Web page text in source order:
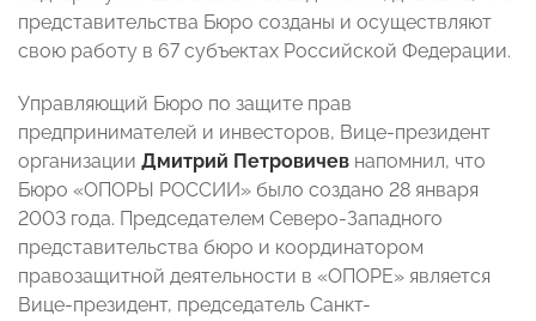
представительства Бюро созданы и осуществляют
свою работу в 67 субъектах Российской Федерации.
Управляющий Бюро по защите прав
предпринимателей и инвесторов, Вице-президент
организации Дмитрий Петровичев напомнил, что
Бюро «ОПОРЫ РОССИИ» было создано 28 января
2003 года. Председателем Северо-Западного
представительства бюро и координатором
правозащитной деятельности в «ОПОРЕ» является
Вице-президент, председатель Санкт-